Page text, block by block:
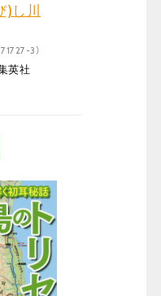
し川
3）
英社